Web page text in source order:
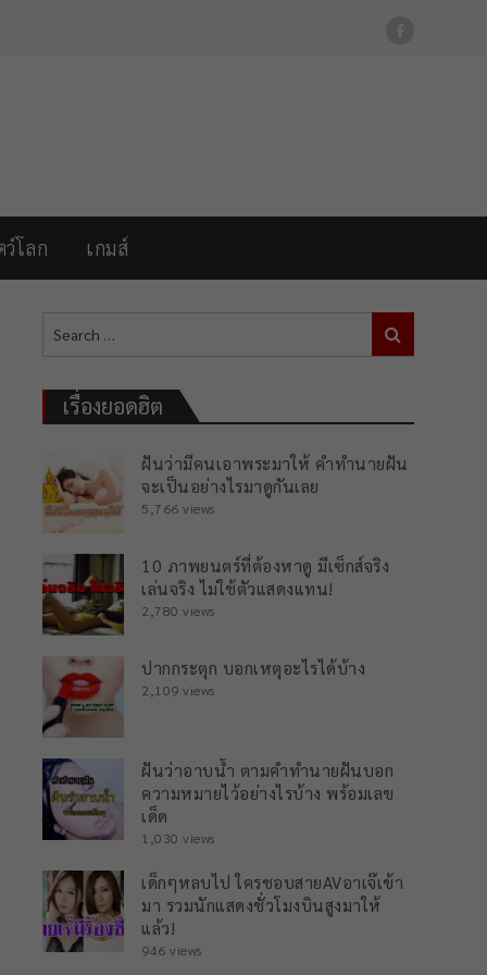
ว์โลก เกมส์
for:
Search
เรื่องยอดฮิต
ฝันว่ามีคนเอาพระมาให้ คำทำนายฝัน
จะเป็นอย่างไรมาดูกันเลย
5,766 views
10 ภาพยนตร์ที่ต้องหาดู มีเซ็กส์จริง
เล่นจริง ไม่ใช้ตัวแสดงแทน!
2,780 views
ปากกระตุก บอกเหตุอะไรได้บ้าง
2,109 views
ฝันว่าอาบน้ำ ตามคำทำนายฝันบอก
ความหมายไว้อย่างไรบ้าง พร้อมเลข
เด็ด
1,030 views
เด็กๆหลบไป ใครชอบสายAVอาเจ๊เข้า
มา รวมนักแสดงชั่วโมงบินสูงมาให้
แล้ว!
946 views